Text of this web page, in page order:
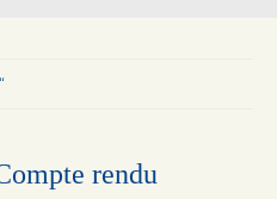
rendu